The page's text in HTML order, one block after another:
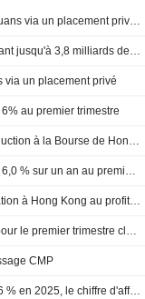
Hwatsing Technology vise jusqu'à 3,8 milliards de yuans via un placement privé ; l'action gagne 5 %
Hwatsing Technology prévoit un placement privé allant jusqu'à 3,8 milliards de yuans
via un placement privé
au premier trimestre
Hwatsing Technology abandonne son projet d'introduction à la Bourse de Hong Kong ; le titre recule de 3%
Hwatsing Technology : le bénéfice net progresse de 6,0 % sur un an au premier trimestre
Hwatsing Technology abandonne son projet de cotation à Hong Kong au profit d'un placement privé
Hwatsing Technology Co., Ltd. publie ses résultats pour le premier trimestre clos le 31 mars 2026
CMP
Le bénéfice de Hwatsing Technology progresse de 6 % en 2025, le chiffre d'affaires bondit de 36 %